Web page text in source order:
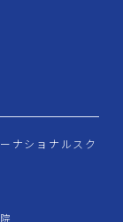
ナショナルスク